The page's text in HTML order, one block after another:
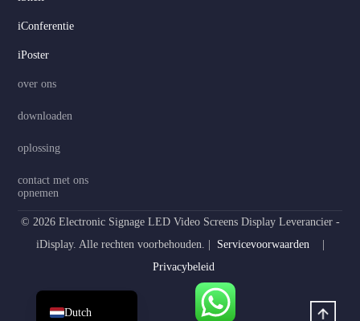
iConferentie
iPoster
over ons
downloaden
oplossing
contact met ons
opnemen
© 2026 Electronic Signage LED Video Screens Display Leverancier -
iDisplay. Alle rechten voorbehouden. | Servicevoorwaarden|
Privacybeleid
Dutch
Spanish
Hindi